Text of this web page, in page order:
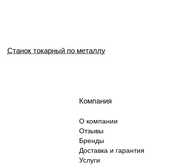
Станок токарный по металлу
Компания
О компании
Отзывы
Бренды
Доставка и гарантия
Услуги